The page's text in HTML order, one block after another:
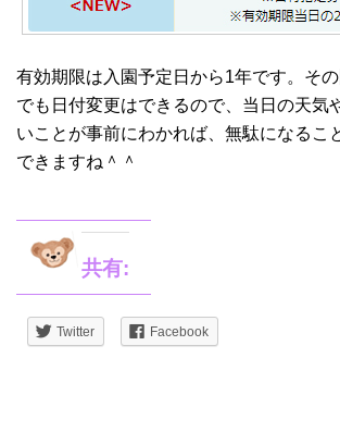
有効期限は入園予定日から1年です。そ
でも日付変更はできるので、当日の天気
いことが事前にわかれば、無駄になるこ
できますね＾＾
共有:
Twitter Facebook